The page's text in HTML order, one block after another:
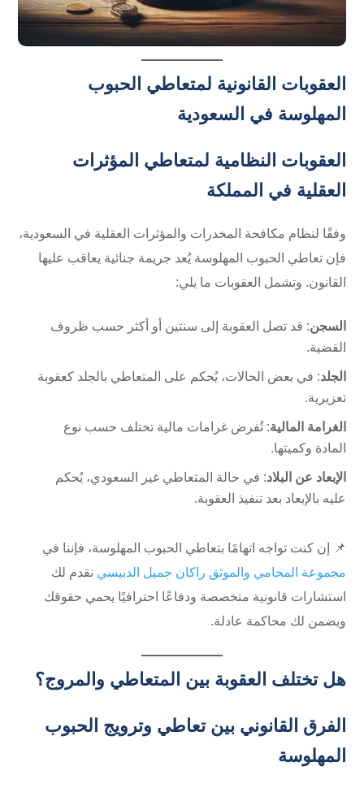
العقوبات القانونية لمتعاطي الحبوب
المهلوسة في السعودية
العقوبات النظامية لمتعاطي المؤثرات
العقلية في المملكة
وفقًا لنظام مكافحة المخدرات والمؤثرات العقلية في السعودية،
فإن تعاطي الحبوب المهلوسة يُعد جريمة جنائية يعاقب عليها
القانون. وتشمل العقوبات ما يلي:
السجن: قد تصل العقوبة إلى سنتين أو أكثر حسب ظروف
القضية.
الجلد: في بعض الحالات، يُحكم على المتعاطي بالجلد كعقوبة
تعزيرية.
الغرامة المالية: تُفرض غرامات مالية تختلف حسب نوع
المادة وكميتها.
الإبعاد عن البلاد: في حالة المتعاطي غير السعودي، يُحكم
عليه بالإبعاد بعد تنفيذ العقوبة.
📌 إن كنت تواجه اتهامًا بتعاطي الحبوب المهلوسة، فإننا في
مجموعة المحامي والموثق راكان جميل الدبيسي نقدم لك
استشارات قانونية متخصصة ودفاعًا احترافيًا يحمي حقوقك
ويضمن لك محاكمة عادلة.
هل تختلف العقوبة بين المتعاطي والمروج؟
الفرق القانوني بين تعاطي وترويج الحبوب
المهلوسة